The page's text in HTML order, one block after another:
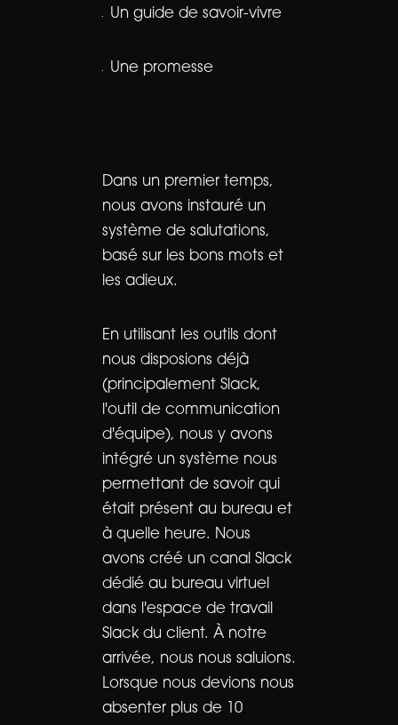
Un guide de savoir-vivre
Une promesse
Dans un premier temps,
nous avons instauré un
système de salutations,
basé sur les bons mots et
les adieux.
En utilisant les outils dont
nous disposions déjà
(principalement Slack,
l'outil de communication
d'équipe), nous y avons
intégré un système nous
permettant de savoir qui
était présent au bureau et
à quelle heure. Nous
avons créé un canal Slack
dédié au bureau virtuel
dans l'espace de travail
Slack du client. À notre
arrivée, nous nous saluions.
Lorsque nous devions nous
absenter plus de 10